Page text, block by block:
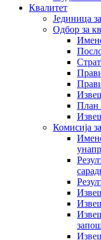
Квалитет
Јединица
Одбор за
План
Комисија